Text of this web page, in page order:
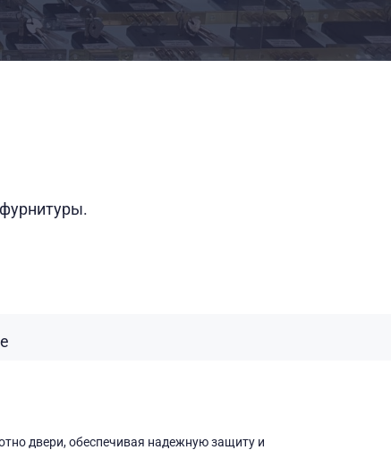
двери, обеспечивая надежную защиту и